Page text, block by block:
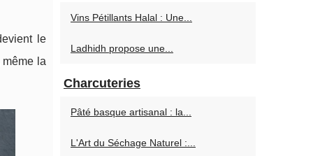
le
la
Vins Pétillants Halal : Une...
Ladhidh propose une...
Charcuteries
Pâté basque artisanal : la...
L'Art du Séchage Naturel :...